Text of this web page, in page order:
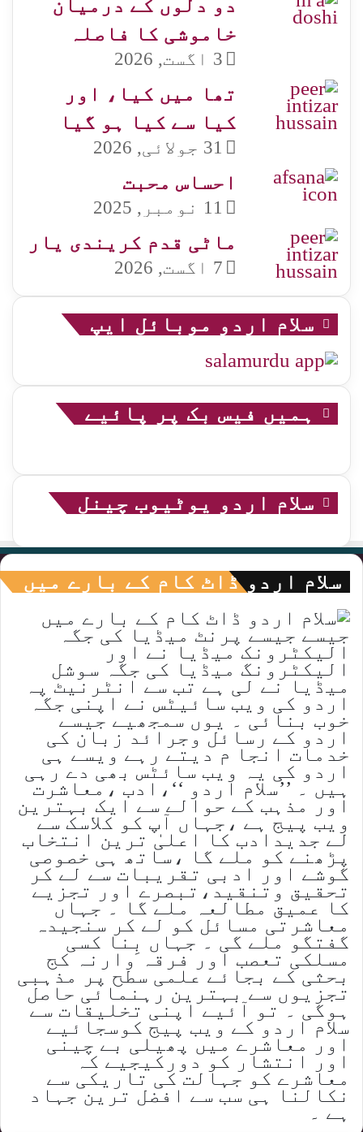
دو دلوں کے درمیان
خاموشی کا فاصلہ
3 اگست, 2026
تھا میں کیا، اور
کیا سے کیا ہو گیا
31 جولائی, 2026
احساس محبت
11 نومبر, 2025
ماٹی قدم کریندی یار
7 اگست, 2026
سلام اردو موبائل ایپ
ہمیں فیس بک پر پائیے
سلام اردو یوٹیوب چینل
سلام اردو ڈاٹ کام کے بارے میں
جیسے جیسے پرنٹ میڈیا کی جگہ
الیکٹرونک میڈیا نے اور
الیکٹرونگ میڈیا کی جگہ سوشل
میڈیا نے لی ہے تب سے انٹرنیٹ پہ
اردو کی ویب سائیٹس نے اپنی جگہ
خوب بنائی ۔ یوں سمجھیے جیسے
اردو کے رسائل وجرائد زبان کی
خدمات انجا م دیتے رہے ویسے ہی
اردو کی یہ ویب سائٹس بھی دے رہی
ہیں ۔ ’’سلام اردو ‘‘،ادب ،معاشرت
اور مذہب کے حوالے سے ایک بہترین
ویب پیج ہے ،جہاں آپ کو کلاسک سے
لے جدیدادب کا اعلیٰ ترین انتخاب
پڑھنے کو ملے گا ،ساتھ ہی خصوصی
گوشے اور ادبی تقریبات سے لے کر
تحقیق وتنقید،تبصرے اور تجزیے
کا عمیق مطالعہ ملے گا ۔ جہاں
معاشرتی مسائل کو لے کر سنجیدہ
گفتگو ملے گی ۔ جہاں بِنا کسی
مسلکی تعصب اور فرقہ وارنہ کج
بحثی کے بجائے علمی سطح پر مذہبی
تجزیوں سے بہترین رہنمائی حاصل
ہوگی ۔ تو آئیے اپنی تخلیقات سے
سلام اردو کے ویب پیج کوسجائیے
اور معاشرے میں پھیلی بے چینی
اور انتشار کو دورکیجیے کہ
معاشرے کو جہالت کی تاریکی سے
نکالنا ہی سب سے افضل ترین جہاد
ہے ۔